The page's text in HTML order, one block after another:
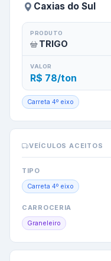
Caxias do Sul
PRODUTO
TRIGO
VALOR
R$ 78/ton
Carreta 4º eixo
VEÍCULOS ACEITOS
TIPO
Carreta 4º eixo
CARROCERIA
Graneleiro